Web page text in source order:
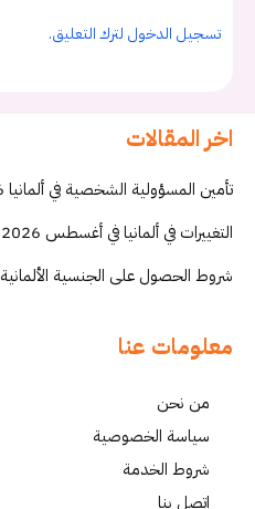
تسجيل الدخول لترك التعليق.
اخر المقالات
تأمين المسؤولية الشخصية في ألمانيا 2026: دليل Privathaftpflicht
التغييرات في ألمانيا في أغسطس 2026: 7 قوانين تهمك
شروط الحصول على الجنسية الألمانية 2026 والجنسية المزدوجة
معلومات عنا
من نحن
سياسة الخصوصية
شروط الخدمة
إتصل بنا